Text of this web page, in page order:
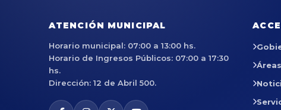
ATENCIÓN MUNICIPAL
Horario municipal: 07:00 a 13:00 hs.
Horario de Ingresos Públicos: 07:00 a 17:30
hs.
Dirección: 12 de Abril 500.